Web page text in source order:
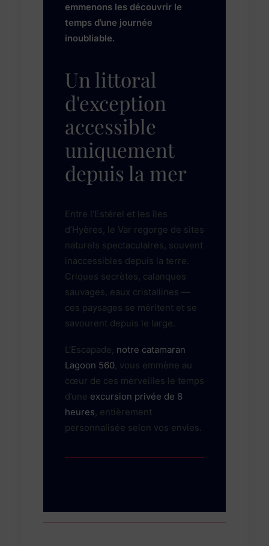
emmenons les découvrir le
temps d’une journée
inoubliable.
Un littoral
d'exception
accessible
uniquement
depuis la mer
Entre l’Estérel et les îles
d’Hyères, le Var regorge de sites
naturels spectaculaires, souvent
inaccessibles depuis la terre.
Criques secrètes, calanques
sauvages, eaux cristallines —
ces paysages se méritent et se
savourent depuis le large.
L’Escapade, notre catamaran
Lagoon 560, vous emmène au
cœur de ces merveilles le temps
d’une excursion privée de 8
heures, entièrement
personnalisée selon vos envies.